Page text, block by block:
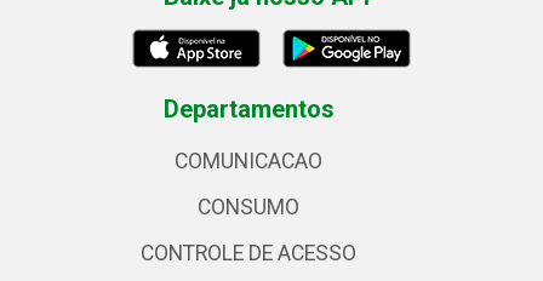
Departamentos
COMUNICACAO
CONSUMO
CONTROLE DE ACESSO